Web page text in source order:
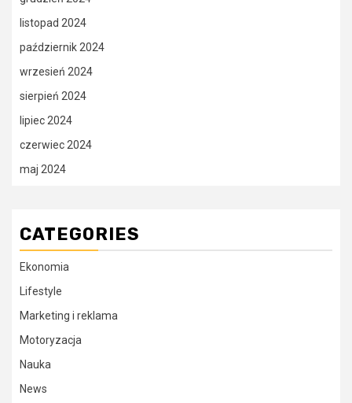
listopad 2024
październik 2024
wrzesień 2024
sierpień 2024
lipiec 2024
czerwiec 2024
maj 2024
CATEGORIES
Ekonomia
Lifestyle
Marketing i reklama
Motoryzacja
Nauka
News